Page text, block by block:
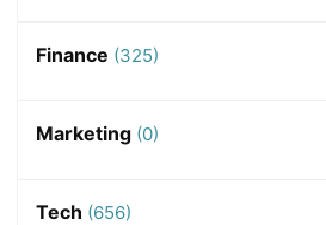
Finance (325)
Marketing (0)
Tech (656)